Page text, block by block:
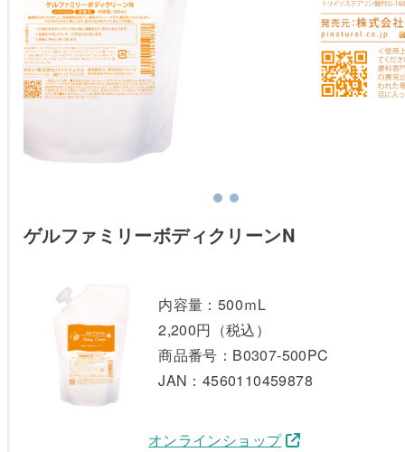
ゲルファミリーボディクリーンN
内容量：500ｍL
2,200円（税込）
商品番号：B0307-500PC
JAN：4560110459878
オンラインショップ